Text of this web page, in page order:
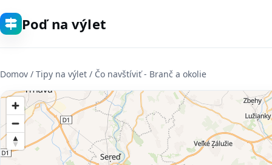
Poď na výlet
Domov / Tipy na výlet / Čo navštíviť - Branč a okolie